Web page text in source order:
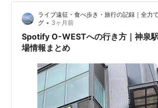
ライブ遠征・食べ歩き・旅行の記録｜全力
グ • 3ヶ月前
Spotify O-WESTへの行き方｜神泉
場情報まとめ